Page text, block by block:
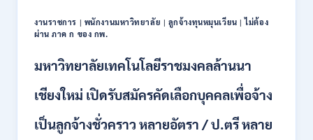
พนักงาน
ราชการ
ปวท.
ป.ตรี
สาขา
/
งานราชการ | พนักงานมหาวิทยาลัย | ลูกจ้างทุนหมุนเวียน |ไม่ต้อง
ผ่าน ภาค ก ของ กพ.
มหาวิทยาลัยเทคโนโลยีราชมงคลล้านนา
เชียงใหม่ เปิดรับสมัครคัดเลือกบุคคลเพื่อจ้าง
เป็นลูกจ้างชั่วคราว หลายอัตรา / ป.ตรี หลาย